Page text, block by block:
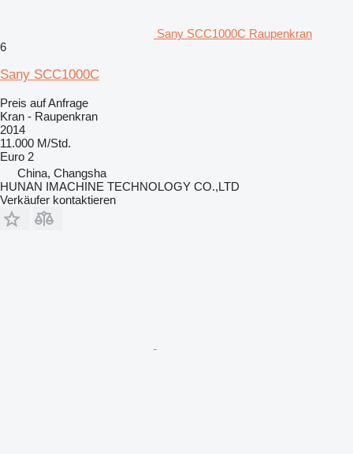
Sany SCC1000C Raupenkran
6
Sany SCC1000C
Preis auf Anfrage
Kran - Raupenkran
2014
11.000 M/Std.
Euro 2
China, Changsha
HUNAN IMACHINE TECHNOLOGY CO.,LTD
Verkäufer kontaktieren